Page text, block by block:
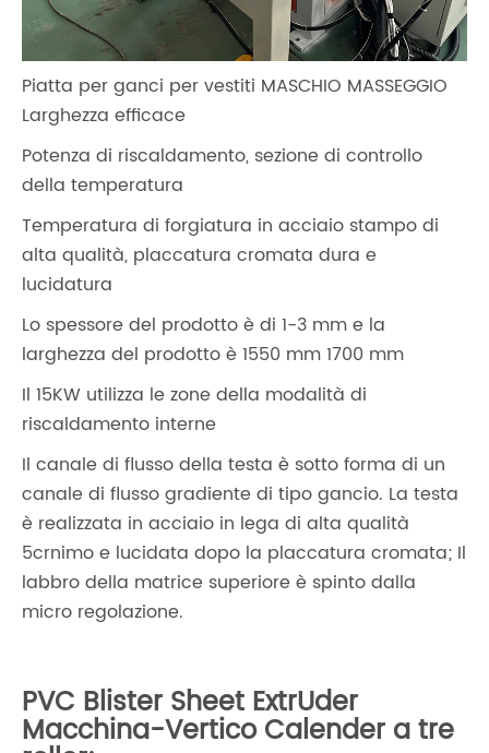
Piatta per ganci per vestiti MASCHIO MASSEGGIO
Larghezza efficace
Potenza di riscaldamento, sezione di controllo
della temperatura
Temperatura di forgiatura in acciaio stampo di
alta qualità, placcatura cromata dura e
lucidatura
Lo spessore del prodotto è di 1-3 mm e la
larghezza del prodotto è 1550 mm 1700 mm
Il 15KW utilizza le zone della modalità di
riscaldamento interne
Il canale di flusso della testa è sotto forma di un
canale di flusso gradiente di tipo gancio. La testa
è realizzata in acciaio in lega di alta qualità
5crnimo e lucidata dopo la placcatura cromata; Il
labbro della matrice superiore è spinto dalla
micro regolazione.
PVC Blister Sheet ExtrUder
Macchina-Vertico Calender a tre